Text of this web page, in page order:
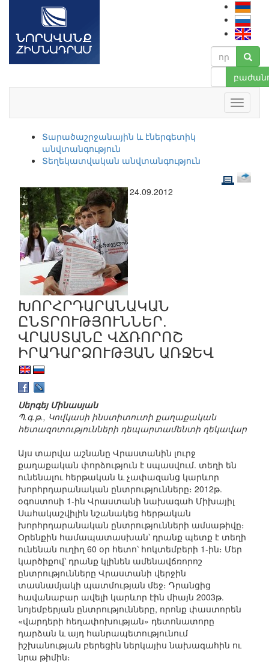
Տարածաշրջանային և էներգետիկ
անվտանգություն
Տեղեկատվական անվտանգություն
24.09.2012
ԽՈՐՀՐԴԱՐԱՆԱԿԱՆ
ԸՆՏՐՈՒԹՅՈՒՆՆԵՐ.
ՎՐԱՍՏԱՆԸ ՎՃՌՈՐՈՇ
ԻՐԱԴԱՐՁՈՒԹՅԱՆ ԱՌՋԵՎ
Սերգեյ Մինասյան
Պ.գ.թ., Կովկասի ինստիտուտի քաղաքական
հետազոտությունների դեպարտամենտի ղեկավար
Այս տարվա աշնանը Վրաստանին լուրջ
քաղաքական փորձություն է սպասվում. տեղի են
ունենալու հերթական և չափազանց կարևոր
խորհրդարանական ընտրությունները։ 2012թ.
օգոստոսի 1-ին Վրաստանի նախագահ Միխայիլ
Սահակաշվիլին նշանակեց հերթական
խորհրդարանական ընտրությունների ամսաթիվը։
Օրենքին համապատասխան՝ դրանք պետք է տեղի
ունենան ուղիղ 60 օր հետո՝ հոկտեմբերի 1-ին։ Մեր
կարծիքով՝ դրանք կլինեն ամենավճռորոշ
ընտրությունները Վրաստանի վերջին
տասնամյակի պատմության մեջ։ Դրանցից
հավանաբար ավելի կարևոր էին միայն 2003թ.
նոյեմբերյան ընտրությունները, որոնք փաստորեն
«վարդերի հեղափոխության» դետոնատորը
դարձան և այդ հանրապետությունում
իշխանության բերեցին ներկայիս նախագահին ու
նրա թիմին։